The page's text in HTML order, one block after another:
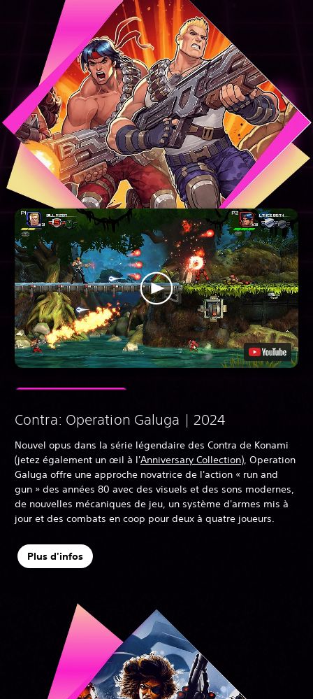
Contra: Operation Galuga | 2024
Nouvel opus dans la série légendaire des Contra de Konami
(jetez également un œil à l'Anniversary Collection), Operation
Galuga offre une approche novatrice de l'action « run and
gun » des années 80 avec des visuels et des sons modernes,
de nouvelles mécaniques de jeu, un système d'armes mis à
jour et des combats en coop pour deux à quatre joueurs.
Plus d'infos